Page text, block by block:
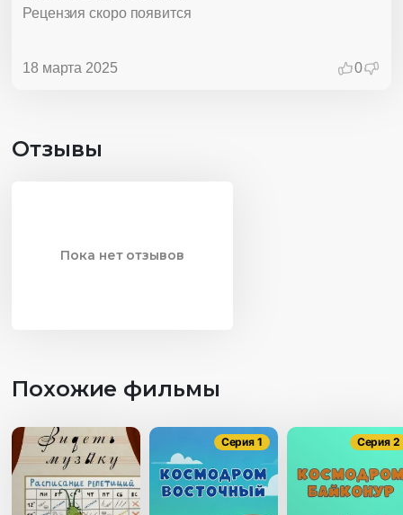
Рецензия скоро появится
18 марта 2025 0
Отзывы
Пока нет отзывов
Похожие фильмы
Серия 1 Серия 2